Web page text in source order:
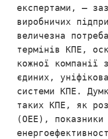
експертами, –
виробничих
величезна
термінів КПЕ,
кожної компанії
єдиних,
системи КПЕ.
таких КПЕ, як
(ОЕЕ), показники